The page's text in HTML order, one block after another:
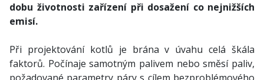
dobu životnosti zařízení při dosažení co nejnižších
emisí.
Při projektování kotlů je brána v úvahu celá škála
faktorů. Počínaje samotným palivem nebo směsí paliv,